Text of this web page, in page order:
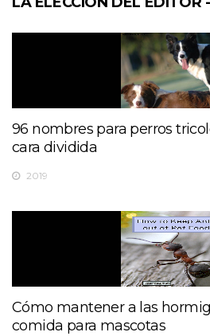
96 nombres para perros
cara dividida
2019
Cómo mantener a las
comida para mascotas